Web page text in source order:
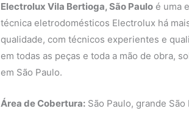
Electrolux Vila Bertioga, São Paulo é uma
técnica eletrodomésticos Electrolux há
qualidade, com técnicos experientes e
em todas as peças e toda a mão de obra,
em São Paulo.
Área de Cobertura: São Paulo, grande